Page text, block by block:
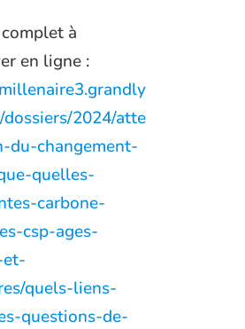
à
en ligne :
dossiers/2024/atte
du-changement-
quelles-
carbone-
csp-ages-
et-
quels-liens-
questions-de-